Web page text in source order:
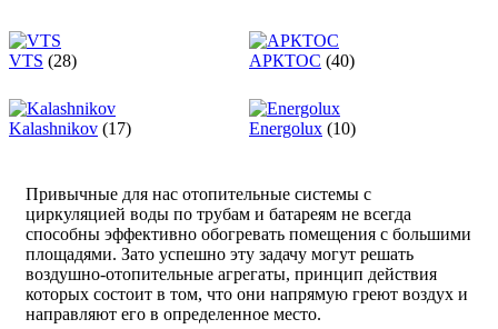
VTS (28) АРКТОС (40)
Kalashnikov (17) Energolux (10)
Привычные для нас отопительные системы с
циркуляцией воды по трубам и батареям не всегда
способны эффективно обогревать помещения с большими
площадями. Зато успешно эту задачу могут решать
воздушно-отопительные агрегаты, принцип действия
которых состоит в том, что они напрямую греют воздух и
направляют его в определенное место.